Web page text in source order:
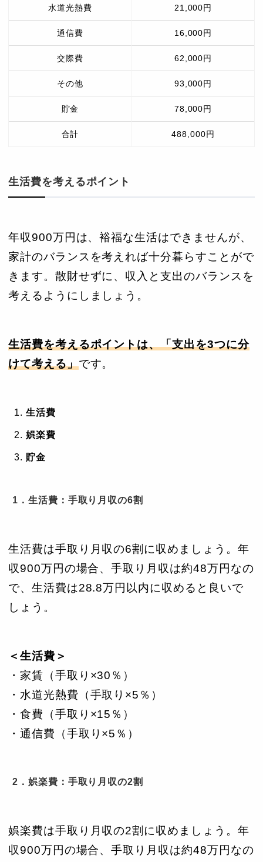
水道光熱費 21,000円
通信費 16,000円
交際費 62,000円
その他 93,000円
貯金 78,000円
合計 488,000円
生活費を考えるポイント
年収900万円は、裕福な生活はできませんが、
家計のバランスを考えれば十分暮らすことがで
きます。散財せずに、収入と支出のバランスを
考えるようにしましょう。
生活費を考えるポイントは、「支出を3つに分
けて考える」です。
生活費
娯楽費
貯金
1．生活費：手取り月収の6割
生活費は手取り月収の6割に収めましょう。年
収900万円の場合、手取り月収は約48万円なの
で、生活費は28.8万円以内に収めると良いで
しょう。
＜生活費＞
・家賃（手取り×30％）
・水道光熱費（手取り×5％）
・食費（手取り×15％）
・通信費（手取り×5％）
2．娯楽費：手取り月収の2割
娯楽費は手取り月収の2割に収めましょう。年
収900万円の場合、手取り月収は約48万円なの